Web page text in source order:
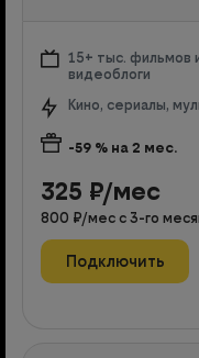
15+ тыс. фильмов
видеоблоги
Кино, сериалы,
-59 % на 2 мес.
325 ₽/мес
800 ₽/мес с 3-го
Подключить